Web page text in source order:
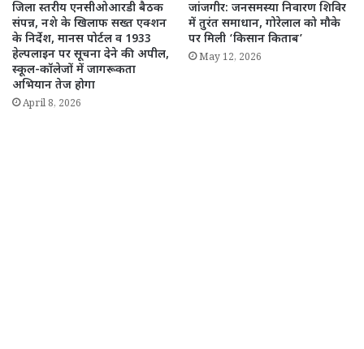
जिला स्तरीय एनसीओआरडी बैठक
संपन्न, नशे के खिलाफ सख्त एक्शन
के निर्देश, मानस पोर्टल व 1933
हेल्पलाइन पर सूचना देने की अपील,
स्कूल-कॉलेजों में जागरूकता
अभियान तेज होगा
April 8, 2026
जांजगीर: जनसमस्या निवारण शिविर
में तुरंत समाधान, गोरेलाल को मौके
पर मिली ‘किसान किताब’
May 12, 2026